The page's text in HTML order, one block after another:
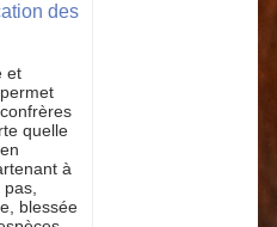
des
et
quelle
à
blessée